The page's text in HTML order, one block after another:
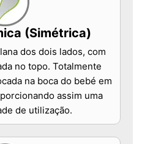
(Simétrica)
dos dois lados, com
no topo. Totalmente
na boca do bebé em
assim uma
de utilização.